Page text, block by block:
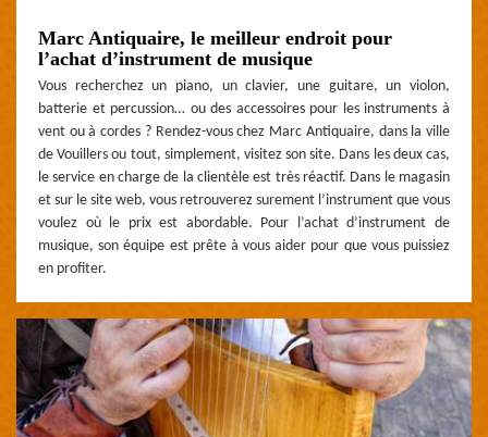
Marc Antiquaire, le meilleur endroit pour
l’achat d’instrument de musique
Vous recherchez un piano, un clavier, une guitare, un violon,
batterie et percussion… ou des accessoires pour les instruments à
vent ou à cordes ? Rendez-vous chez Marc Antiquaire, dans la ville
de Vouillers ou tout, simplement, visitez son site. Dans les deux cas,
le service en charge de la clientèle est très réactif. Dans le magasin
et sur le site web, vous retrouverez surement l’instrument que vous
voulez où le prix est abordable. Pour l’achat d’instrument de
musique, son équipe est prête à vous aider pour que vous puissiez
en profiter.